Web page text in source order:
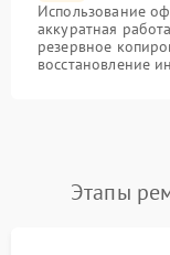
Использование
аккуратная
резервное
восстановление
Этапы